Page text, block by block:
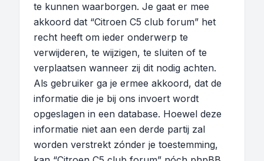
te kunnen waarborgen. Je gaat er mee
akkoord dat “Citroen C5 club forum” het
recht heeft om ieder onderwerp te
verwijderen, te wijzigen, te sluiten of te
verplaatsen wanneer zij dit nodig achten.
Als gebruiker ga je ermee akkoord, dat de
informatie die je bij ons invoert wordt
opgeslagen in een database. Hoewel deze
informatie niet aan een derde partij zal
worden verstrekt zónder je toestemming,